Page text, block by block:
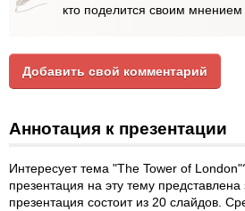
кто поделится своим мнением
Добавить свой комментарий
Аннотация к презентации
Интересует тема "The Tower of
презентация на эту тему
презентация состоит из 20 слайдов.